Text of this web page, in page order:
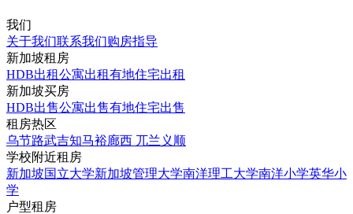
我们
关于我们联系我们购房指导
新加坡租房
HDB出租公寓出租有地住宅出租
新加坡买房
HDB出售公寓出售有地住宅出售
租房热区
乌节路武吉知马裕廊西 兀兰 义顺
学校附近租房
新加坡国立大学新加坡管理大学南洋理工大学南洋小学英华小
学
户型租房